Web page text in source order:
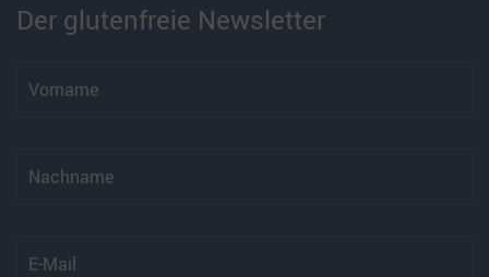
Der glutenfreie Newsletter